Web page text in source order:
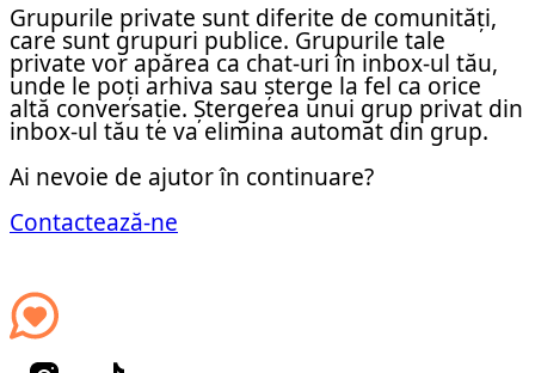
Grupurile private sunt diferite de comunități,
care sunt grupuri publice. Grupurile tale
private vor apărea ca chat-uri în inbox-ul tău,
unde le poți arhiva sau șterge la fel ca orice
altă conversație. Ștergerea unui grup privat din
inbox-ul tău te va elimina automat din grup.
Ai nevoie de ajutor în continuare?
Contactează-ne